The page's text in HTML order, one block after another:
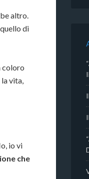
altro.
di
coloro
vita,
io vi
che